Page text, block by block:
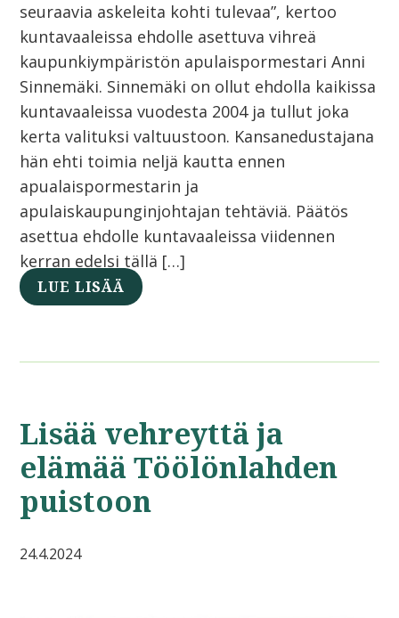
seuraavia askeleita kohti tulevaa”, kertoo
kuntavaaleissa ehdolle asettuva vihreä
kaupunkiympäristön apulaispormestari Anni
Sinnemäki. Sinnemäki on ollut ehdolla kaikissa
kuntavaaleissa vuodesta 2004 ja tullut joka
kerta valituksi valtuustoon. Kansanedustajana
hän ehti toimia neljä kautta ennen
apualaispormestarin ja
apulaiskaupunginjohtajan tehtäviä. Päätös
asettua ehdolle kuntavaaleissa viidennen
kerran edelsi tällä […]
LUE LISÄÄ
Lisää vehreyttä ja
elämää Töölönlahden
puistoon
24.4.2024